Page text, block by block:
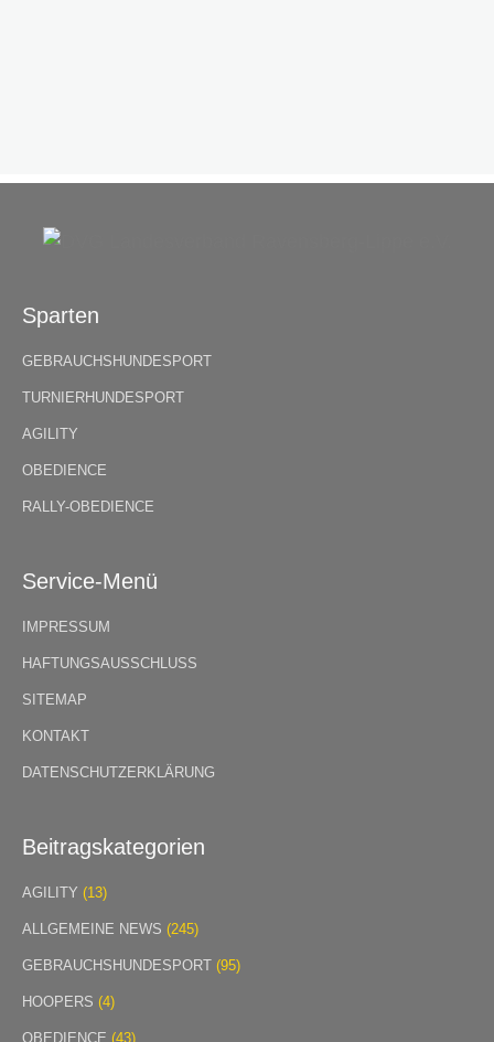
Sparten
GEBRAUCHSHUNDESPORT
TURNIERHUNDESPORT
AGILITY
OBEDIENCE
RALLY-OBEDIENCE
Service-Menü
IMPRESSUM
HAFTUNGSAUSSCHLUSS
SITEMAP
KONTAKT
DATENSCHUTZERKLÄRUNG
Beitragskategorien
AGILITY (13)
ALLGEMEINE NEWS (245)
GEBRAUCHSHUNDESPORT (95)
HOOPERS (4)
OBEDIENCE (43)